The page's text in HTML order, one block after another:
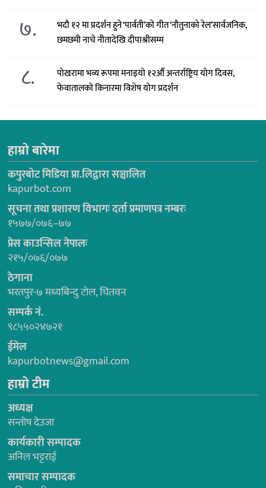
७.
भदौ १२ मा प्रदर्शन हुने ‘पार्वती’को गीत ‘नौतुनाको रेल’सार्वजनिक,
छमछमी नाचे नीतादेखि दीपाश्रीसम्म
८.
पोखरामा भव्य रूपमा मनाइयो १२औँ अन्तर्राष्ट्रिय योग दिवस,
फेवातालको किनारमा विशेष योग प्रदर्शन
हाम्रो बारेमा
कपुरबोट मिडिया प्रा.लिद्वारा सञ्चालित
kapurbot.com
सूचना तथा प्रशारण विभागः दर्ता प्रमाणपत्र नम्बरः
१५७७/०७६–७७
प्रेस काउन्सिल नेपालः
२१५/०७६/०७७
ठेगाना
भरतपुर-७ मध्यबिन्दु टोल, चितवन
सम्पर्क नं.
९८५५०२४७२१
ईमेल
kapurbotnews@gmail.com
हाम्रो टीम
अध्यक्ष
सन्तोष देउजा
कार्यकारी सम्पादक
अनिल भट्टराई
समाचार सम्पादक